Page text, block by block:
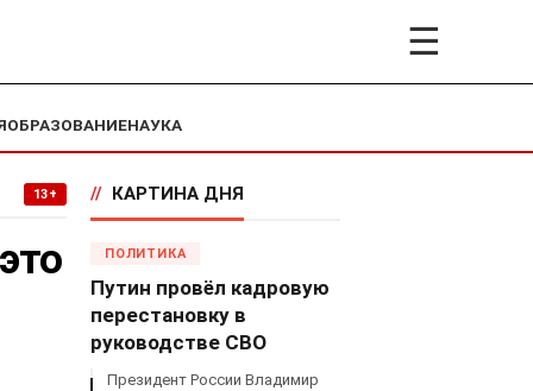
☰
ОБРАЗОВАНИЕНАУКА
13+ // КАРТИНА ДНЯ
ПОЛИТИКА
Путин провёл кадровую
перестановку в
руководстве СВО
Президент России Владимир